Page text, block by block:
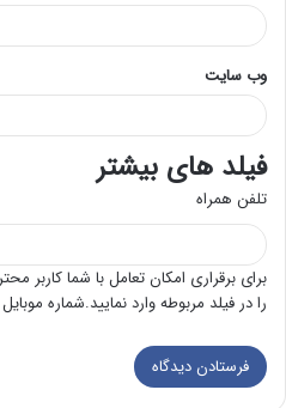
وب‌ سایت
فیلد های بیشتر
تلفن همراه
برای برقراری امکان تعامل با شما کاربر
را در فیلد مربوطه وارد نمایید.شماره